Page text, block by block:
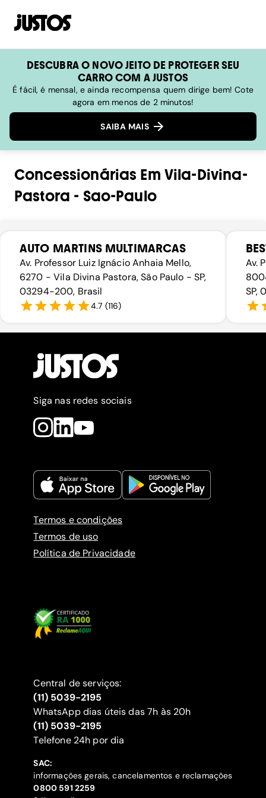
DESCUBRA O NOVO JEITO DE PROTEGER SEU
CARRO COM A JUSTOS
É fácil, é mensal, e ainda recompensa quem dirige bem! Cote
agora em menos de 2 minutos!
SAIBA MAIS
Concessionárias Em Vila-Divina-
Pastora - Sao-Paulo
AUTO MARTINS MULTIMARCAS
Av. Professor Luiz Ignácio Anhaia Mello,
6270 - Vila Divina Pastora, São Paulo - SP,
03294-200, Brasil
4.7 (116)
Av.
SP,
Siga nas redes sociais
Termos e condições
Termos de uso
Política de Privacidade
Central de serviços:
(11) 5039-2195
WhatsApp dias úteis das 7h às 20h
(11) 5039-2195
‍Telefone 24h por dia
SAC:
informações gerais, cancelamentos e reclamações
‍0800 591 2259